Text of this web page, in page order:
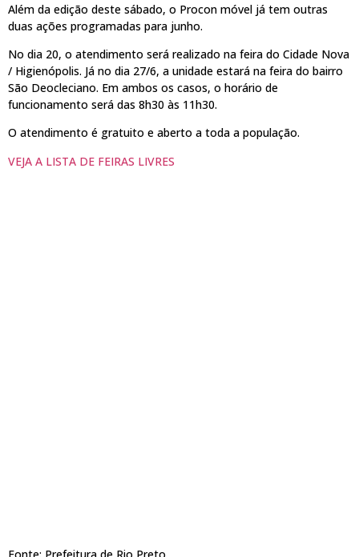
Além da edição deste sábado, o Procon móvel já tem outras
duas ações programadas para junho.
No dia 20, o atendimento será realizado na feira do Cidade Nova
/ Higienópolis. Já no dia 27/6, a unidade estará na feira do bairro
São Deocleciano. Em ambos os casos, o horário de
funcionamento será das 8h30 às 11h30.
O atendimento é gratuito e aberto a toda a população.
VEJA A LISTA DE FEIRAS LIVRES